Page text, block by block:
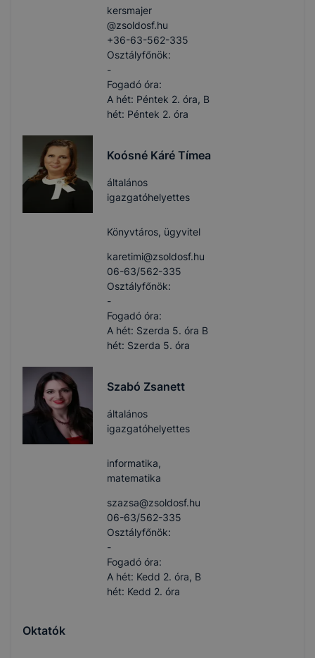
kersmajer​
@zsoldosf.hu
+36-63-562-335
Osztályfőnök:
-
Fogadó óra:
A hét: Péntek 2. óra, B
hét: Péntek 2. óra
Koósné Káré Tímea
általános
igazgatóhelyettes
Könyvtáros, ügyvitel
karetimi​@zsoldosf.hu
06-63/562-335
Osztályfőnök:
-
Fogadó óra:
A hét: Szerda 5. óra B
hét: Szerda 5. óra
Szabó Zsanett
általános
igazgatóhelyettes
informatika,
matematika
szazsa​@zsoldosf.hu
06-63/562-335
Osztályfőnök:
-
Fogadó óra:
A hét: Kedd 2. óra, B
hét: Kedd 2. óra
Oktatók